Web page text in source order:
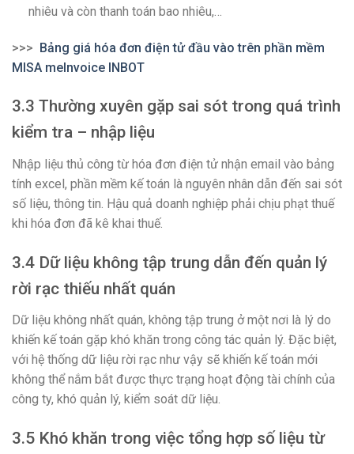
nhiêu và còn thanh toán bao nhiêu,…
>>> Bảng giá hóa đơn điện tử đầu vào trên phần mềm
MISA meInvoice INBOT
3.3 Thường xuyên gặp sai sót trong quá trình
kiểm tra – nhập liệu
Nhập liệu thủ công từ hóa đơn điện tử nhận email vào bảng
tính excel, phần mềm kế toán là nguyên nhân dẫn đến sai sót
số liệu, thông tin. Hậu quả doanh nghiệp phải chịu phạt thuế
khi hóa đơn đã kê khai thuế.
3.4 Dữ liệu không tập trung dẫn đến quản lý
rời rạc thiếu nhất quán
Dữ liệu không nhất quán, không tập trung ở một nơi là lý do
khiến kế toán gặp khó khăn trong công tác quản lý. Đặc biệt,
với hệ thống dữ liệu rời rạc như vậy sẽ khiến kế toán mới
không thể nắm bắt được thực trạng hoạt động tài chính của
công ty, khó quản lý, kiểm soát dữ liệu.
3.5 Khó khăn trong việc tổng hợp số liệu từ